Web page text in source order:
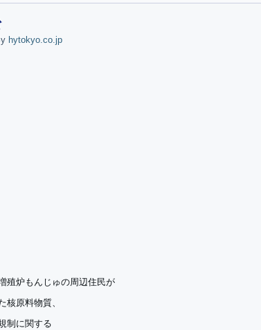
hytokyo.co.jp
殖炉もんじゅの周辺住民が
核原料物質、
制に関する